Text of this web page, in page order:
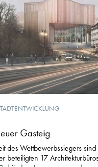
Gasteig
des Wettbewerbssiegers sind
beteiligten 17